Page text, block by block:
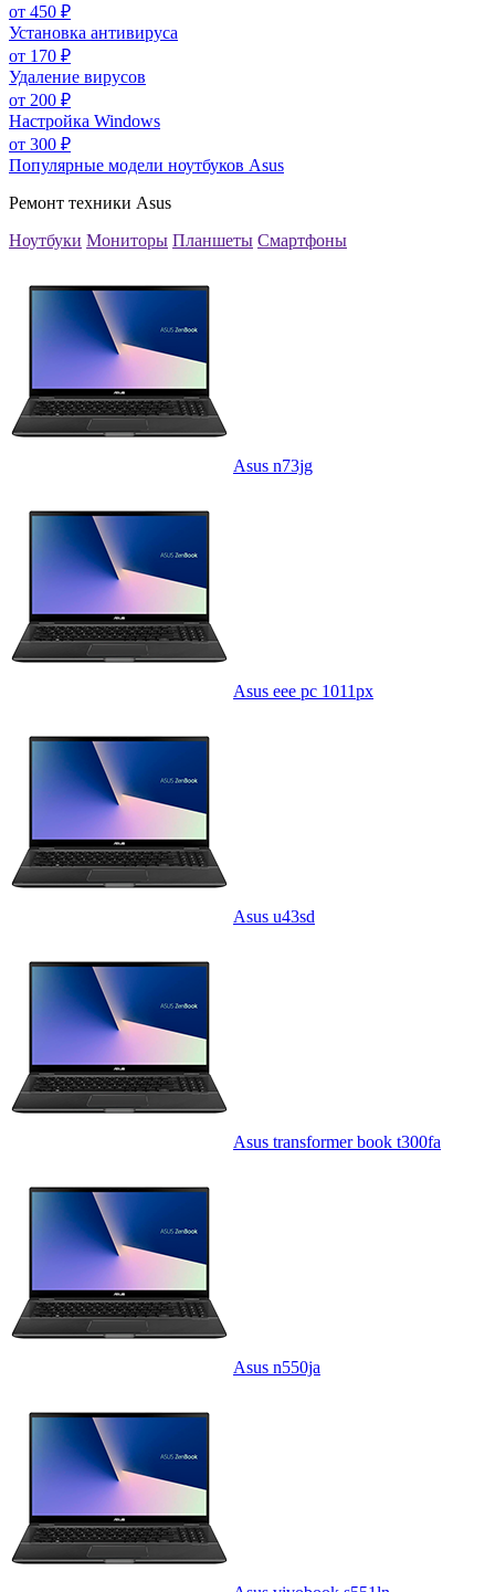
от 450 ₽
Установка антивируса
от 170 ₽
Удаление вирусов
от 200 ₽
Настройка Windows
от 300 ₽
Популярные модели ноутбуков Asus
Ремонт техники Asus
Ноутбуки Мониторы Планшеты Смартфоны
Asus n73jg
Asus eee pc 1011px
Asus u43sd
Asus transformer book t300fa
Asus n550ja